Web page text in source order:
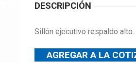
DESCRIPCIÓN
Sillón ejecutivo respaldo alto.
AGREGAR A LA